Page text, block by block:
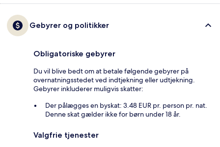
Gebyrer og politikker
Obligatoriske gebyrer
Du vil blive bedt om at betale følgende gebyrer på
overnatningsstedet ved indtjekning eller udtjekning.
Gebyrer inkluderer muligvis skatter:
Der pålægges en byskat: 3.48 EUR pr. person pr. nat.
Denne skat gælder ikke for børn under 18 år.
Valgfrie tjenester